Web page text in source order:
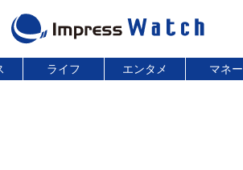
ライフ エンタメ マネー